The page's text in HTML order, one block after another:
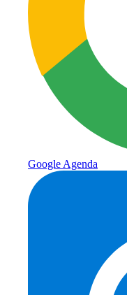
Google Agenda